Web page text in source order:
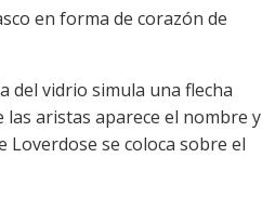
en forma de corazón de
del vidrio simula una flecha
las aristas aparece el nombre y
Loverdose se coloca sobre el